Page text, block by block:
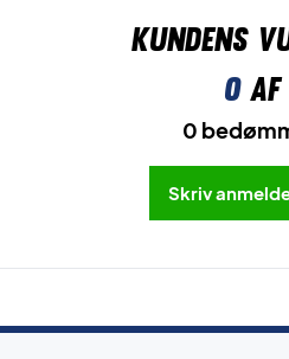
Kundens
0af
0
Skriv